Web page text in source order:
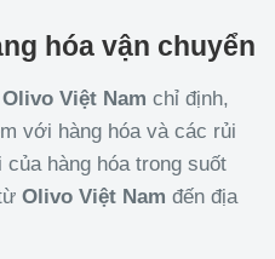
hóa vận chuyển
Olivo Việt Nam chỉ định,
với hàng hóa và các rủi
hàng hóa trong suốt
Olivo Việt Nam đến địa